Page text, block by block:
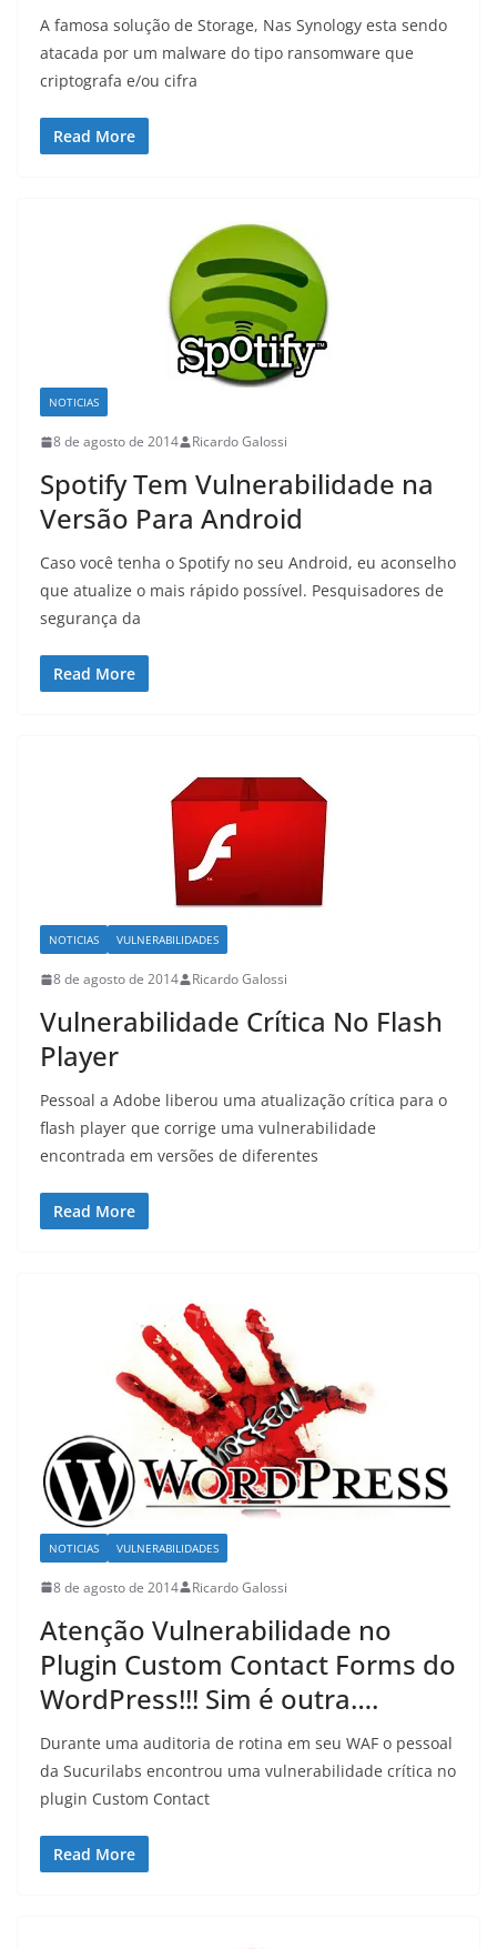
A famosa solução de Storage, Nas Synology esta sendo
atacada por um malware do tipo ransomware que
criptografa e/ou cifra
Read More
NOTICIAS
8 de agosto de 2014 Ricardo Galossi
Spotify Tem Vulnerabilidade na
Versão Para Android
Caso você tenha o Spotify no seu Android, eu aconselho
que atualize o mais rápido possível. Pesquisadores de
segurança da
Read More
NOTICIAS VULNERABILIDADES
8 de agosto de 2014 Ricardo Galossi
Vulnerabilidade Crítica No Flash
Player
Pessoal a Adobe liberou uma atualização crítica para o
flash player que corrige uma vulnerabilidade
encontrada em versões de diferentes
Read More
NOTICIAS VULNERABILIDADES
8 de agosto de 2014 Ricardo Galossi
Atenção Vulnerabilidade no
Plugin Custom Contact Forms do
WordPress!!! Sim é outra….
Durante uma auditoria de rotina em seu WAF o pessoal
da Sucurilabs encontrou uma vulnerabilidade crítica no
plugin Custom Contact
Read More